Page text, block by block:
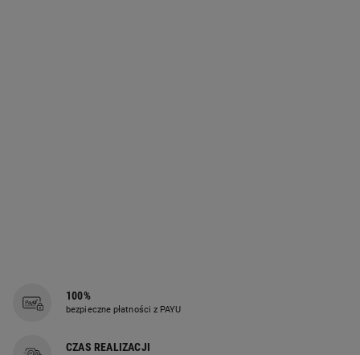
100%
bezpieczne płatności z PAYU
CZAS REALIZACJI